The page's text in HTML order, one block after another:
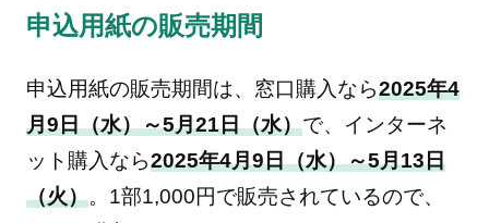
申込用紙の販売期間
申込用紙の販売期間は、窓口購入なら2025年4
月9日（水）～5月21日（水）で、インターネ
ット購入なら2025年4月9日（水）～5月13日
（火）。1部1,000円で販売されているので、